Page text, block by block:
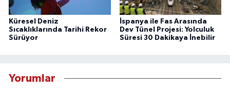
Küresel Deniz
Sıcaklıklarında Tarihi Rekor
Sürüyor
İspanya ile Fas Arasında
Dev Tünel Projesi: Yolculuk
Süresi 30 Dakikaya İnebilir
Yorumlar